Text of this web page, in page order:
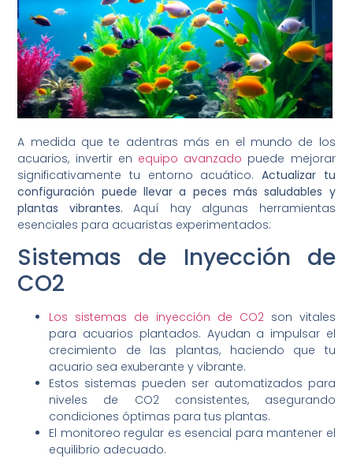
A medida que te adentras más en el mundo de los
acuarios, invertir en equipo avanzado puede mejorar
significativamente tu entorno acuático. Actualizar tu
configuración puede llevar a peces más saludables y
plantas vibrantes. Aquí hay algunas herramientas
esenciales para acuaristas experimentados:
Sistemas de Inyección de
CO2
Los sistemas de inyección de CO2son vitales
para acuarios plantados. Ayudan a impulsar el
crecimiento de las plantas, haciendo que tu
acuario sea exuberante y vibrante.
Estos sistemas pueden ser automatizados para
niveles de CO2 consistentes, asegurando
condiciones óptimas para tus plantas.
El monitoreo regular es esencial para mantener el
equilibrio adecuado.